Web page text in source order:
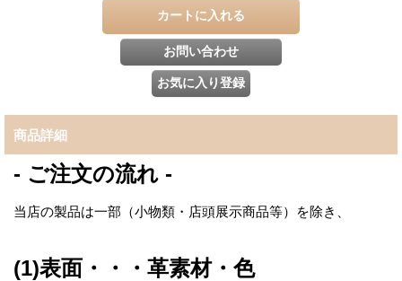
商品詳細
- ご注文の流れ -
当店の製品は一部（小物類・店頭展示商品等）を除き、
(1)表面・・・革素材・色